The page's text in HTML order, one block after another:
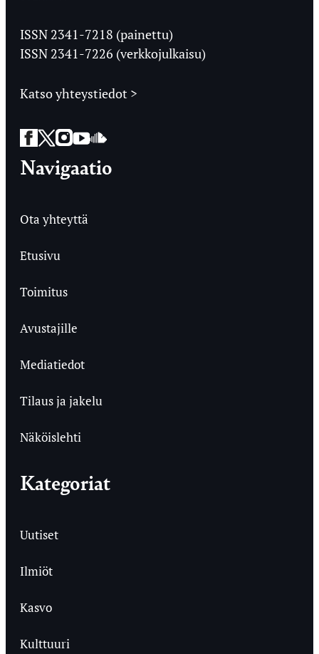
Ylioppilaslehti
ISSN 2341-7218 (painettu)
ISSN 2341-7226 (verkkojulkaisu)
Katso yhteystiedot >
Facebook
Twitter
Instagram
YouTube
SoundCloud
Navigaatio
Ota yhteyttä
Etusivu
Toimitus
Avustajille
Mediatiedot
Tilaus ja jakelu
Näköislehti
Kategoriat
Uutiset
Ilmiöt
Kasvo
Kulttuuri